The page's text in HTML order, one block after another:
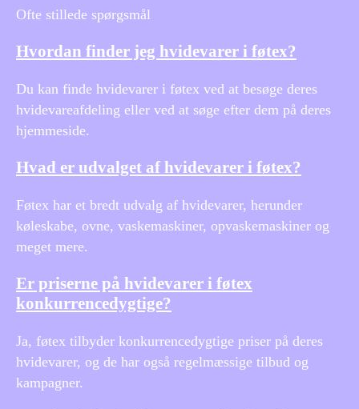
Ofte stillede spørgsmål
Hvordan finder jeg hvidevarer i føtex?
Du kan finde hvidevarer i føtex ved at besøge deres
hvidevareafdeling eller ved at søge efter dem på deres
hjemmeside.
Hvad er udvalget af hvidevarer i føtex?
Føtex har et bredt udvalg af hvidevarer, herunder
køleskabe, ovne, vaskemaskiner, opvaskemaskiner og
meget mere.
Er priserne på hvidevarer i føtex
konkurrencedygtige?
Ja, føtex tilbyder konkurrencedygtige priser på deres
hvidevarer, og de har også regelmæssige tilbud og
kampagner.